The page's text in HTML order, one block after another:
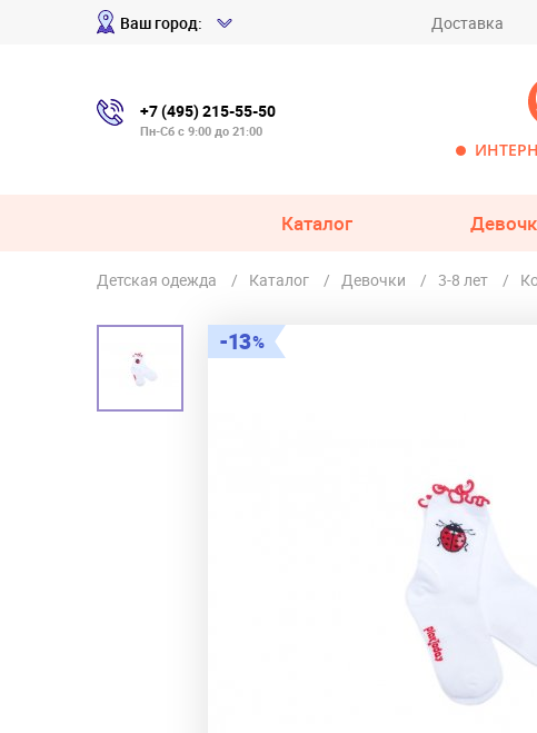
Ваш город: Доставка
+7 (495) 215-55-50
Пн-Сб с 9:00 до 21:00
Каталог
Детская одежда Каталог Девочки 3-8 лет
13